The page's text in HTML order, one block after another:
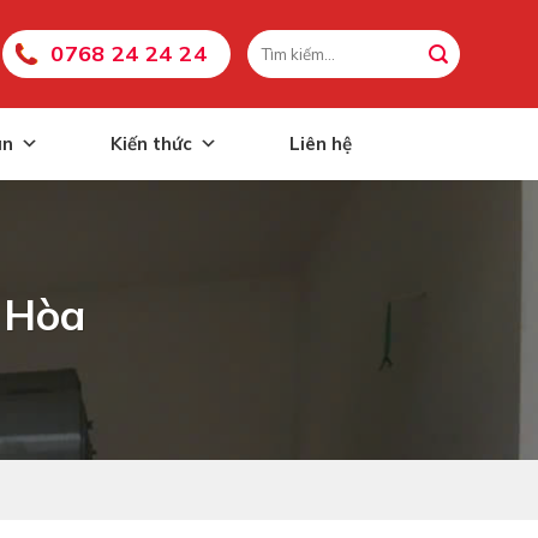
0768 24 24 24
Kiến thức Liên hệ